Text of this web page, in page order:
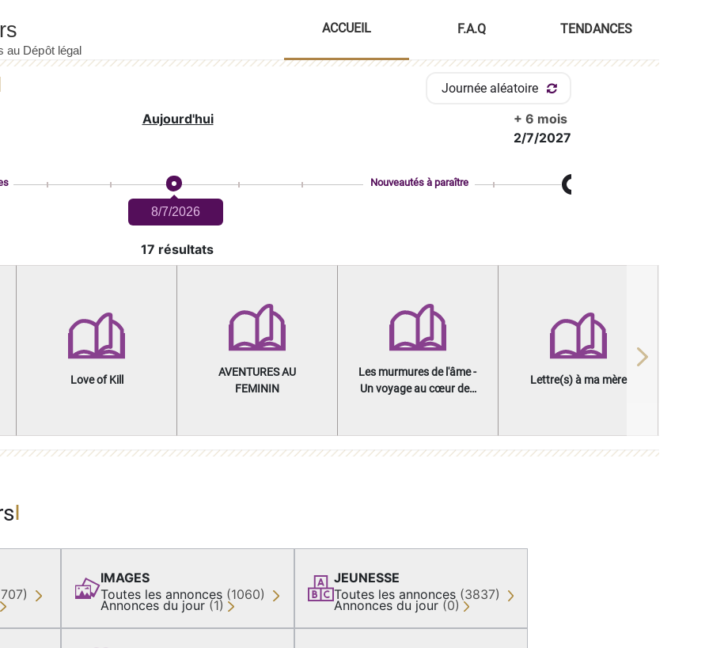
ACCUEIL F.A.Q TENDANCES
Journée aléatoire
Aujourd'hui
+ 6 mois
2/7/2027
8/7/2026
Nouveautés à paraître
17 résultats
Love of Kill
AVENTURES AU
FEMININ
Les murmures de l'âme -
Un voyage au cœur des
Lettre(s) à ma mère
Next
IMAGES
Toutes les annonces (1060)
Annonces du jour (1)
JEUNESSE
Toutes les annonces (3837)
Annonces du jour (0)